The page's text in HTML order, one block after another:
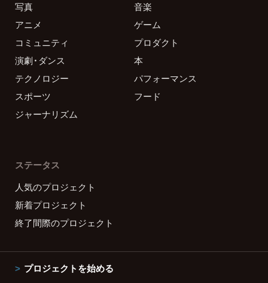
写真
音楽
アニメ
ゲーム
コミュニティ
プロダクト
演劇・ダンス
本
テクノロジー
パフォーマンス
スポーツ
フード
ジャーナリズム
ステータス
人気のプロジェクト
新着プロジェクト
終了間際のプロジェクト
プロジェクトを始める